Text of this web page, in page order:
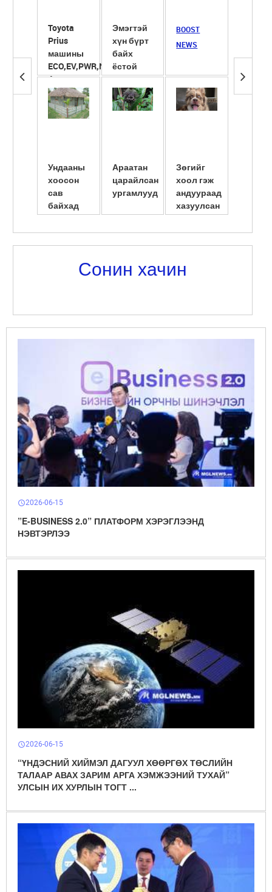
Toyota
Prius
машины
ECO,EV,PWR,NRL
4 горим
Ундааны
хоосон
сав
байхад
амьдарчих
юм байна
л даа
Эмэгтэй
хүн бүрт
байх
ёстой
гутлууд
Араатан
царайлсан
ургамлууд
BOOST
NEWS
Зөгийг
хоол гэж
андуураад
хазуулсан
нь
...
Сонин хачин
schedule2026-06-15
”E-BUSINESS 2.0” ПЛАТФОРМ ХЭРЭГЛЭЭНД
НЭВТЭРЛЭЭ
schedule2026-06-15
“ҮНДЭСНИЙ ХИЙМЭЛ ДАГУУЛ ХӨӨРГӨХ ТӨСЛИЙН
ТАЛААР АВАХ ЗАРИМ АРГА ХЭМЖЭЭНИЙ ТУХАЙ”
УЛСЫН ИХ ХУРЛЫН ТОГТ ...